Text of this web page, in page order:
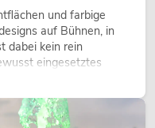
und farbige
auf Bühnen, in
dabei kein rein
eingesetztes
gibt Szenen
Setups emotionaler